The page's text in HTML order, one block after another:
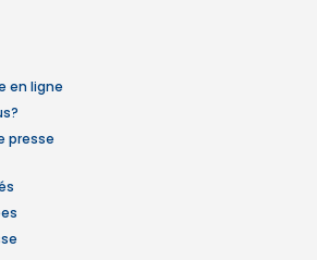
en ligne
presse